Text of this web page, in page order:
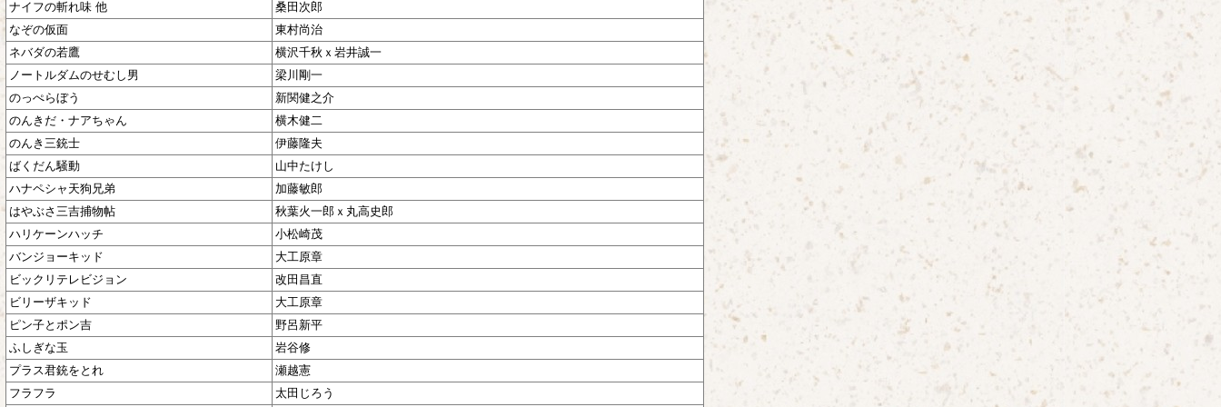
ナイフの斬れ味 他
桑田次郎
なぞの仮面
東村尚治
ネバダの若鷹
横沢千秋ｘ岩井誠一
ノートルダムのせむし男
梁川剛一
のっぺらぼう
新関健之介
のんきだ・ナアちゃん
横木健二
のんき三銃士
伊藤隆夫
ばくだん騒動
山中たけし
ハナペシャ天狗兄弟
加藤敏郎
はやぶさ三吉捕物帖
秋葉火一郎ｘ丸高史郎
ハリケーンハッチ
小松崎茂
バンジョーキッド
大工原章
ビックリテレビジョン
改田昌直
ビリーザキッド
大工原章
ピン子とポン吉
野呂新平
ふしぎな玉
岩谷修
プラス君銃をとれ
瀬越憲
フラフラ
太田じろう